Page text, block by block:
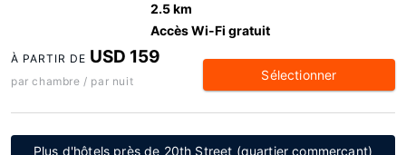
2.5 km
Accès Wi-Fi gratuit
À PARTIR DE USD 159
par chambre / par nuit Sélectionner
Plus d'hôtels près de 20th Street (quartier commerçant)